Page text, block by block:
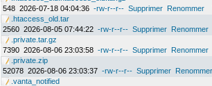
548 2026-07-18 04:04:36 -rw-r--r-- Supprimer Renommer
.htaccess_old.tar
2560 2026-08-05 07:44:22 -rw-r--r-- Supprimer Renommer
.private.tar.gz
7390 2026-08-06 23:03:58 -rw-r--r-- Supprimer Renommer
.private.zip
52078 2026-08-06 23:03:37 -rw-r--r-- Supprimer Renommer
.vanta_notified